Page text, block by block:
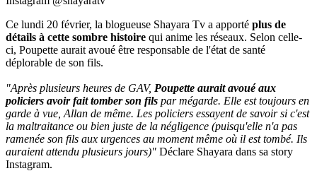
Ce lundi 20 février, la blogueuse Shayara Tv a apporté plus de
détails à cette sombre histoire qui anime les réseaux. Selon celle-
ci, Poupette aurait avoué être responsable de l'état de santé
déplorable de son fils.
"Après plusieurs heures de GAV, Poupette aurait avoué aux
policiers avoir fait tomber son fils par mégarde. Elle est toujours en
garde à vue, Allan de même. Les policiers essayent de savoir si c'est
la maltraitance ou bien juste de la négligence (puisqu'elle n'a pas
ramenée son fils aux urgences au moment même où il est tombé. Ils
auraient attendu plusieurs jours)" Déclare Shayara dans sa story
Instagram.